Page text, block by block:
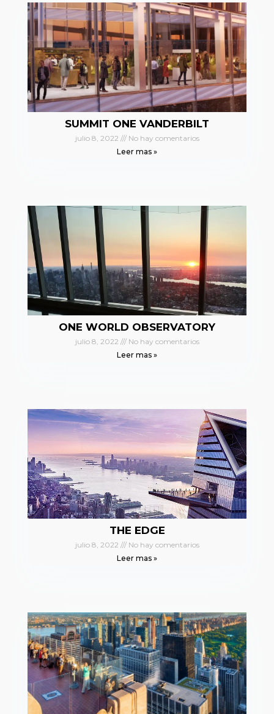
SUMMIT ONE VANDERBILT
julio 8, 2022
No hay comentarios
Leer mas »
ONE WORLD OBSERVATORY
julio 8, 2022
No hay comentarios
Leer mas »
THE EDGE
julio 8, 2022
No hay comentarios
Leer mas »